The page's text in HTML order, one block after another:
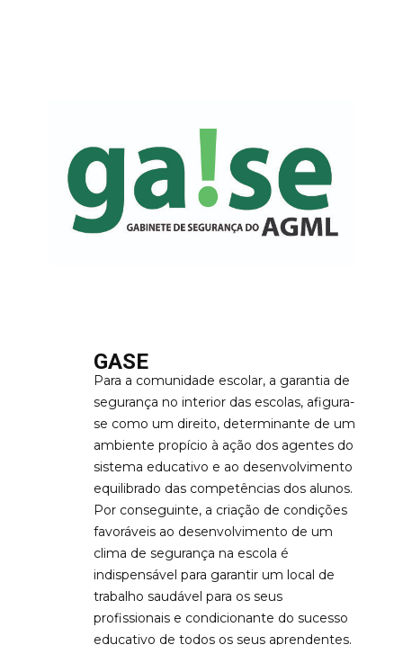
GASE
Para a comunidade escolar, a garantia de
segurança no interior das escolas, afigura-
se como um direito, determinante de um
ambiente propício à ação dos agentes do
sistema educativo e ao desenvolvimento
equilibrado das competências dos alunos.
Por conseguinte, a criação de condições
favoráveis ao desenvolvimento de um
clima de segurança na escola é
indispensável para garantir um local de
trabalho saudável para os seus
profissionais e condicionante do sucesso
educativo de todos os seus aprendentes.